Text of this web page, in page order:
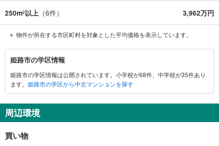
250m2以上 （6件） 3,962万円
物件が所在する市区町村を対象とした平均価格を表示しています。
姫
路
市
に
す
る
報
姫路市の学区情報
姫路市の学区情報は公開されています。小学校が68件、中学校が35件あり
ます。 姫路市の学区から中古マンションを探す
周辺環境
買い物